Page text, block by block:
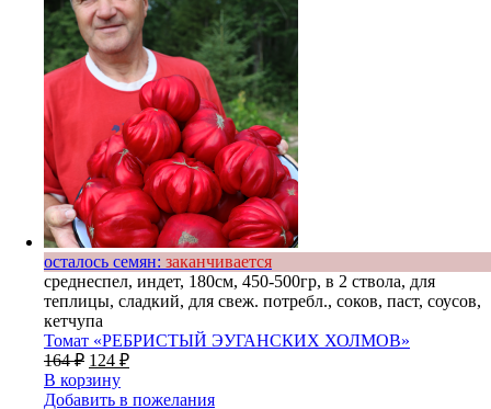
осталось семян: заканчивается
среднеспел, индет, 180см, 450-500гр, в 2 ствола, для
теплицы, сладкий, для свеж. потребл., соков, паст, соусов,
кетчупа
Томат «РЕБРИСТЫЙ ЭУГАНСКИХ ХОЛМОВ»
164₽ 124 ₽
В корзину
Добавить в пожелания